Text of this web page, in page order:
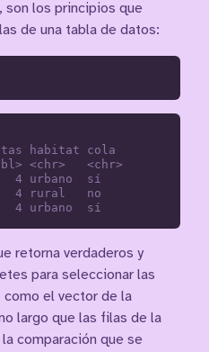
son los principios que
de una tabla de datos:
habitat cola
<chr>   <chr>
4 urbano  sí
4 rural   no
retorna verdaderos y
para seleccionar las
como el vector de la
largo que las filas de la
comparación que se